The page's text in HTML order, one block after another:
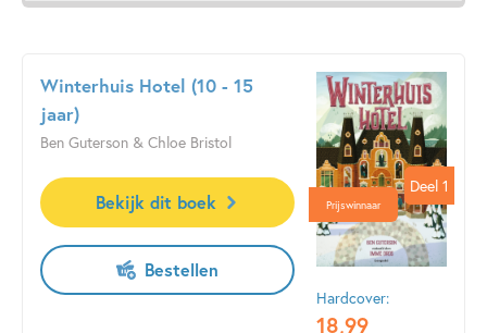
voetballend lijken ze ook van een ander niveau. Of is dat
Deel 1
Deel 1
Prijswinnaar
Hardcover:
18,99
Winterhuis Hotel (10 - 15
jaar)
Ben Guterson & Chloe Bristol
Bekijk dit boek
Bestellen